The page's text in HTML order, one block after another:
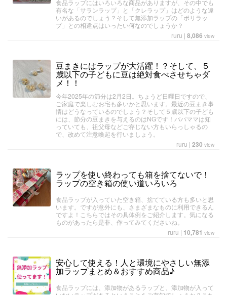
食品ラップにはいろいろな商品がありますが、その中でも
有名な「サランラップ」と「クレラップ」はどのような違
いがあるのでしょう？そして無添加ラップの「ポリラッ
プ」との相違点はいったい何なのでしょうか？
ruru | 8,086 view
豆まきにはラップが大活躍！？そして、５
歳以下の子どもに豆は絶対食べさせちゃダ
メ！！
今年2025年の節分は2月2日。ちょうど日曜日ですので、
ご家庭で楽しむお宅も多いかと思います。最近の豆まき事
情はどうなっているのでしょう？そして５歳以下の子ども
には、節分の豆まきを与えるのはNGです！パパママは知
っていても、祖父母などご存じない方もいらっしゃるの
で、改めて注意喚起を行いましょう。
ruru | 230 view
ラップを使い終わっても箱を捨てないで！
ラップの空き箱の使い道いろいろ
食品ラップが入っていた空き箱、捨てている方も多いと思
います。ですが意外にも、さまざまなものに利用できるん
ですよ！こちらではその具体例をご紹介します。気になる
ものがあったら是非、作ってみてくださいね。
ruru | 10,781 view
安心して使える！人と環境にやさしい無添
加ラップまとめ＆おすすめ商品♪
食品ラップには、添加物があるラップと、添加物が入って